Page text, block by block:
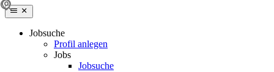
Jobsuche
Profil anlegen
Jobs
Jobsuche